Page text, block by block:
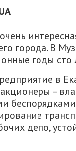
города. В
годы сто
в
–
депо,